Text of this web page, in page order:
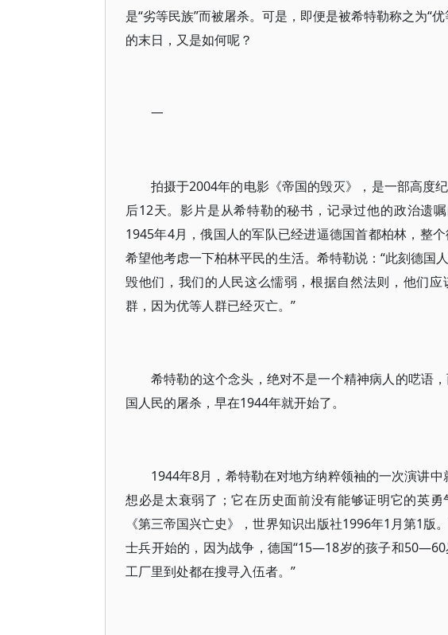
是“劣等民族”而被屠杀。可是，即便是被希特勒称之为“
的末日，又是如何呢？
一
拍摄于2004年的电影《帝国的毁灭》，是一部高度
后12天。影片是从希特勒的秘书，记录过他的政治遗
1945年4月，俄国人的军队已经进逼德国首都柏林，整
希望他考虑一下柏林平民的生活。希特勒说：“此刻德国
毁他们，我们的人民这么懦弱，根据自然法则，他们
群，因为优等人群已经灭亡。”
希特勒的这个念头，绝对不是一个精神病人的呓语
国人民的屠杀，早在1944年就开始了。
1944年8月，希特勒在对地方纳粹领袖的一次演讲
想必是太衰弱了；它在历史面前没有能够证明它的英
《第三帝国兴亡史》，世界知识出版社1996年1月第1
士兵开始的，因为战争，德国“15—18岁的孩子和
工厂里到处都在搜寻入伍者。”